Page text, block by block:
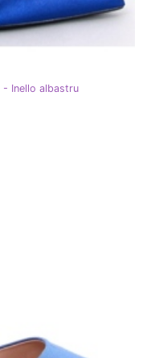
- Inello albastru